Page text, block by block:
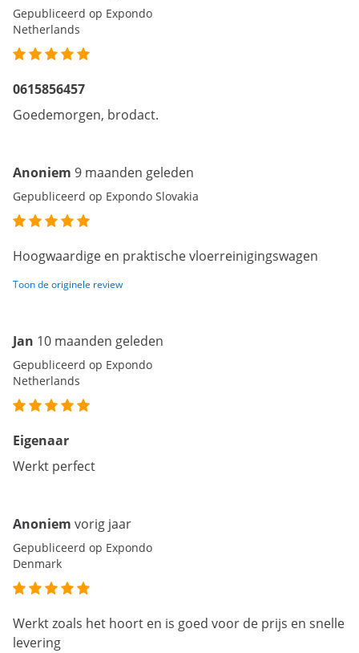
Gepubliceerd op Expondo
Netherlands
0615856457
Goedemorgen, brodact.
Anoniem 9 maanden geleden
Gepubliceerd op Expondo Slovakia
Hoogwaardige en praktische vloerreinigingswagen
Toon de originele review
Jan 10 maanden geleden
Gepubliceerd op Expondo
Netherlands
Eigenaar
Werkt perfect
Anoniem vorig jaar
Gepubliceerd op Expondo
Denmark
Werkt zoals het hoort en is goed voor de prijs en snelle
levering